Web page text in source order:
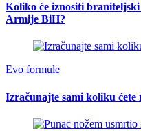
Koliko će iznositi
Armije BiH?
Evo formule
Izračunajte sami koliku